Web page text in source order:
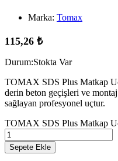
Marka: Tomax
115,26 ₺
Durum:Stokta Var
TOMAX SDS Plus Matkap
derin beton geçişleri ve
sağlayan profesyonel uçtur.
TOMAX SDS Plus Matkap
Sepete Ekle